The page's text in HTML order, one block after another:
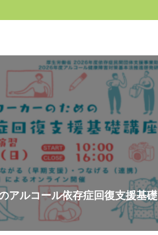
アルコール依存症回復支援基礎